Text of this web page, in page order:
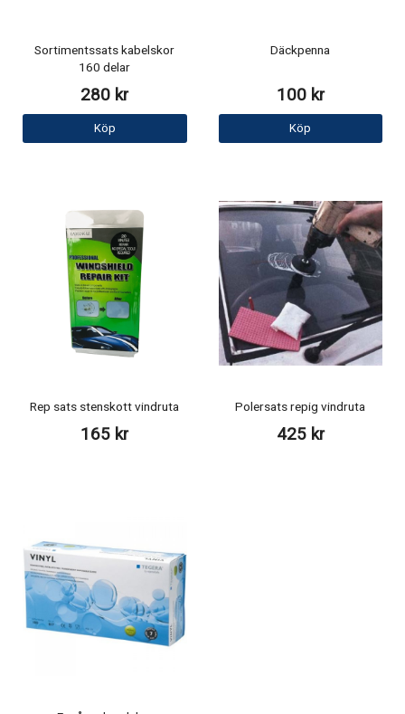
Sortimentssats kabelskor
160 delar
280 kr
Köp
Däckpenna
100 kr
Köp
Rep sats stenskott vindruta
165 kr
Polersats repig vindruta
425 kr